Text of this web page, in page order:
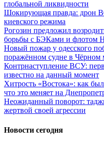
глобальной ликвидности
Шокирующая правда: дрон
киевского режима
Рогозин предложил
борьбы с БЭКами и флотом
Новый пожар у одесского
поражённом судне в Чёрном
Контрнаступление ВСУ:
известно на данный момент
Хитрость «Востока»: как
что это меняет на
Неожиданный поворот:
жертвой своей агрессии
Новости сегодня